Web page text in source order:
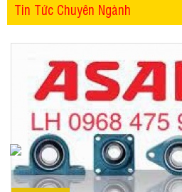
Tin Tức Chuyên Ngành